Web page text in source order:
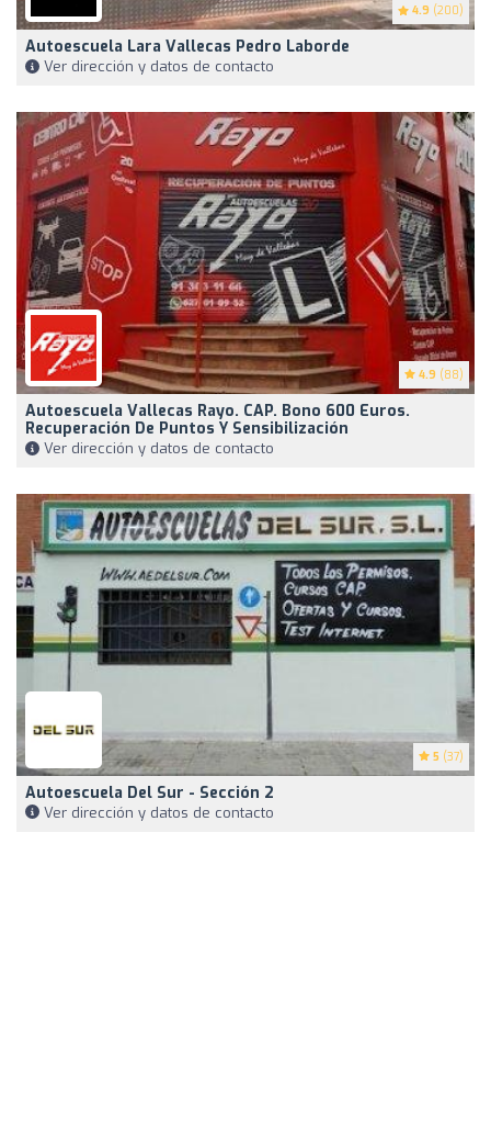
4.9 (200)
Autoescuela Lara Vallecas Pedro Laborde
Ver dirección y datos de contacto
4.9 (88)
Autoescuela Vallecas Rayo. CAP. Bono 600 Euros.
Recuperación De Puntos Y Sensibilización
Ver dirección y datos de contacto
5 (37)
Autoescuela Del Sur - Sección 2
Ver dirección y datos de contacto